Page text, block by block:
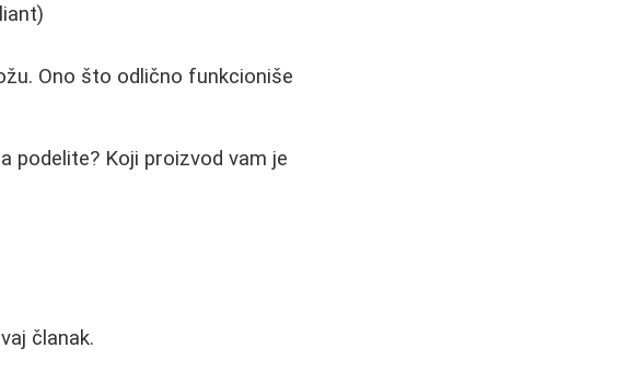
Ono što odlično funkcioniše
podelite? Koji proizvod vam je
članak.